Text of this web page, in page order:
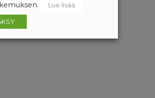
Lue lisää